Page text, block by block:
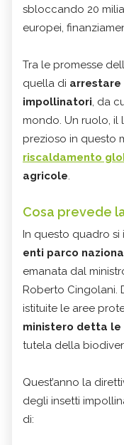
sbloccando 20
europei,
Tra le promesse
quella di
impollinatori, da
mondo. Un ruolo, il
prezioso in questo
riscaldamento
agricole.
Cosa prevede
In questo quadro si
enti parco
emanata dal
Roberto Cingolani.
istituite le aree
ministero detta le
tutela della
Quest’anno la
degli insetti
di: